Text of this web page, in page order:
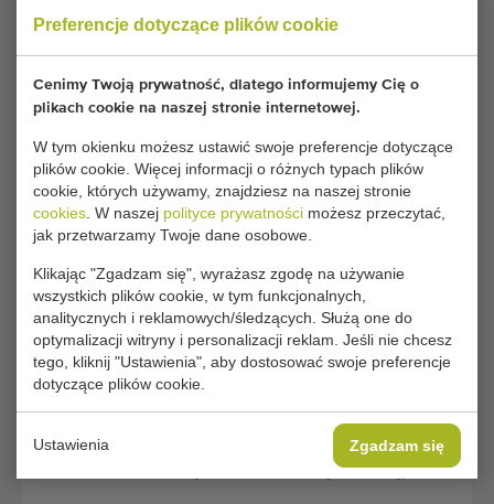
Preferencje dotyczące plików cookie
Cenimy Twoją prywatność, dlatego informujemy Cię o
plikach cookie na naszej stronie internetowej.
W tym okienku możesz ustawić swoje preferencje dotyczące
plików cookie. Więcej informacji o różnych typach plików
cookie, których używamy, znajdziesz na naszej stronie
cookies . W naszej polityce prywatności możesz przeczytać,
jak przetwarzamy Twoje dane osobowe.
Klikając "Zgadzam się", wyrażasz zgodę na używanie
wszystkich plików cookie, w tym funkcjonalnych,
analitycznych i reklamowych/śledzących. Służą one do
optymalizacji witryny i personalizacji reklam. Jeśli nie chcesz
tego, kliknij "Ustawienia", aby dostosować swoje preferencje
dotyczące plików cookie.
Ustawienia Zgadzam się
także urządzeń do szkółek drzew i roślin
ozdobnych. Maszyny firmy Lauwers są znane z tego,
że zapewniają doskonałe wyniki pracy, a
jednocześnie ograniczają wymagania w zakresie
nakładów pracy i robocizny. Asortyment maszyn
Lauwers obejmuje maszyny do sadzenia, pielenia
oraz kombajny.
Maszyny do sadzenia Lauwers
Maszyny do sadzenia firmy Lauwers są często
stosowane do sadzenia warzyw (np. kalafiora,
brukselki i selera naciowego) w formie sadzonek lub
kostek ziemnych. Ta maszyna do sadzenia cieszy się
dużą popularnością wśród warzywników dzięki
swojej wyjątkowej precyzji: sadzarka wysokiej
prędkości HSP firmy Lauwers może sadzić 80
sadzonek na minutę w idealnie równych odstępach.